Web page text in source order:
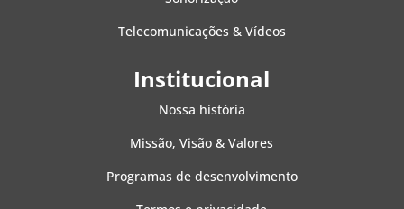
Telecomunicações & Vídeos
Institucional
Nossa história
Missão, Visão & Valores
Programas de desenvolvimento